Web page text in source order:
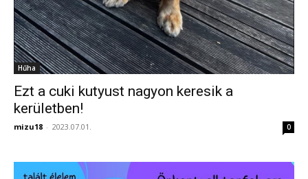
Hűha
Ezt a cuki kutyust nagyon keresik a
kerületben!
mizu18 - 2023.07.01. 0